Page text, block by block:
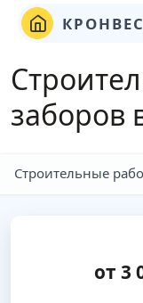
заборов
Строительные
от 3